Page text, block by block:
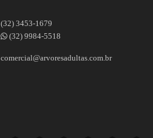
(32) 3453-1679
(32) 9984-5518
comercial@arvoresadultas.com.br